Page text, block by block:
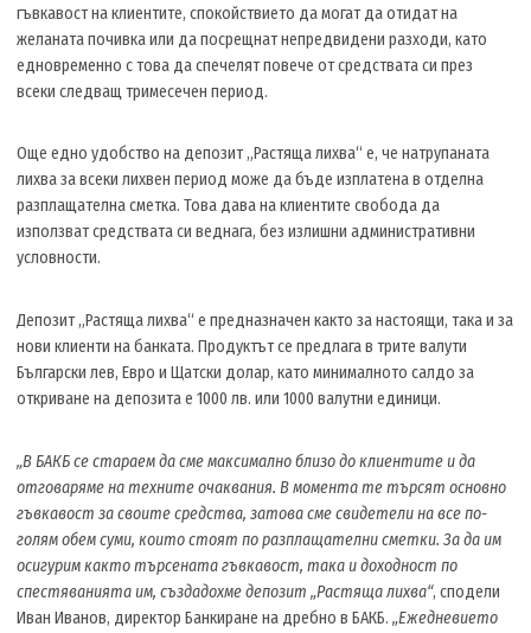
гъвкавост на клиентите, спокойствието да могат да отидат на
желаната почивка или да посрещнат непредвидени разходи, като
едновременно с това да спечелят повече от средствата си през
всеки следващ тримесечен период.
Още едно удобство на депозит „Растяща лихва“ е, че натрупаната
лихва за всеки лихвен период може да бъде изплатена в отделна
разплащателна сметка. Това дава на клиентите свобода да
използват средствата си веднага, без излишни административни
условности.
Депозит „Растяща лихва“ е предназначен както за настоящи, така и за
нови клиенти на банката. Продуктът се предлага в трите валути
Български лев, Евро и Щатски долар, като минималното салдо за
откриване на депозита е 1000 лв. или 1000 валутни единици.
„В БАКБ се стараем да сме максимално близо до клиентите и да
отговаряме на техните очаквания. В момента те търсят основно
гъвкавост за своите средства, затова сме свидетели на все по-
голям обем суми, които стоят по разплащателни сметки. За да им
осигурим както търсената гъвкавост, така и доходност по
спестяванията им, създадохме депозит „Растяща лихва“, сподели
Иван Иванов, директор Банкиране на дребно в БАКБ. „Ежедневието